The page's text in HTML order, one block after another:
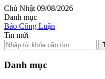
Chủ Nhật 09/08/2026
Danh mục
Báo Công Luận
Tin mới
Danh mục